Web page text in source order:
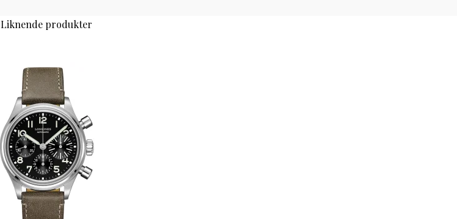
Liknende produkter